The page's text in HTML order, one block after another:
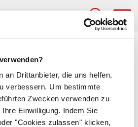
an Drittanbieter, die uns helfen,
verbessern. Um bestimmte
Zwecken verwenden zu
Einwilligung. Indem Sie
"Cookies zulassen" klicken,
gutartigen
in einenbösartigen Tumor